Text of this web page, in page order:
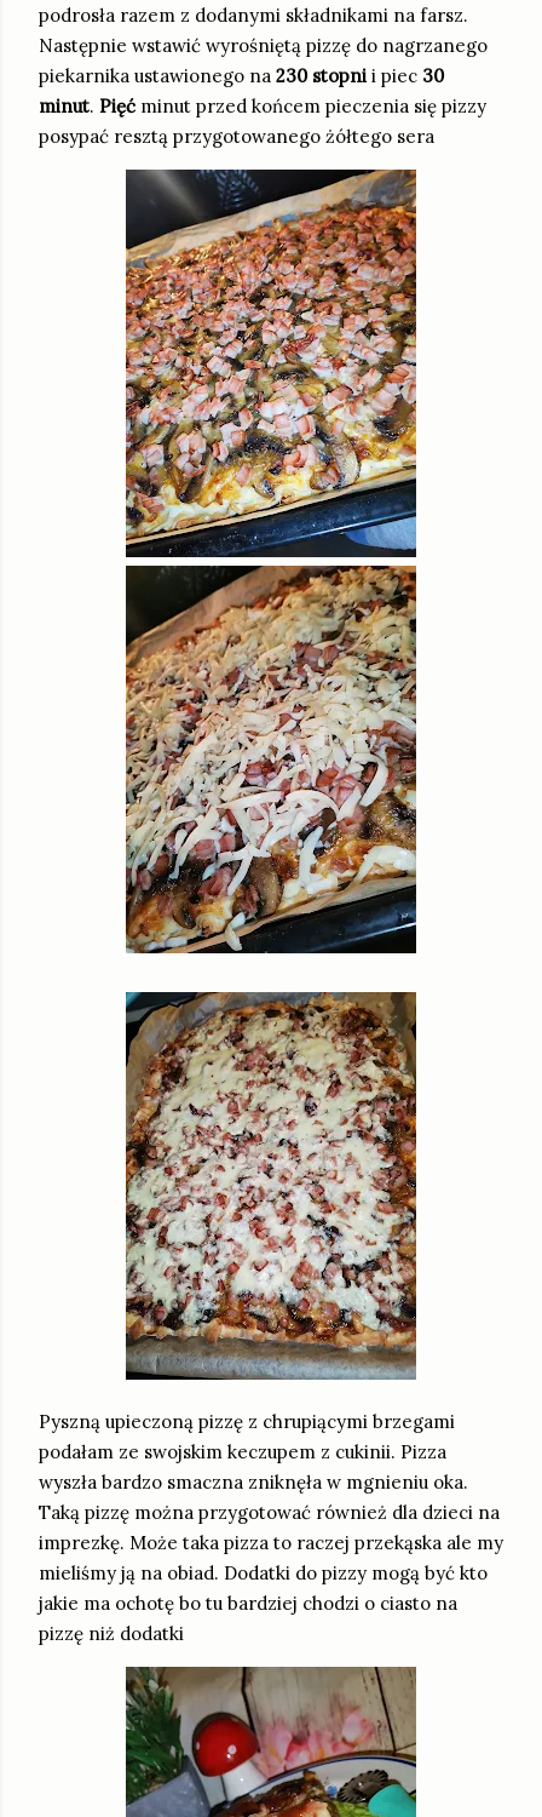
podrosła razem z dodanymi składnikami na farsz.
Następnie wstawić wyrośniętą pizzę do nagrzanego
piekarnika ustawionego na 230 stopni i piec 30
minut. Pięć minut przed końcem pieczenia się pizzy
posypać resztą przygotowanego żółtego sera
Pyszną upieczoną pizzę z chrupiącymi brzegami
podałam ze swojskim keczupem z cukinii. Pizza
wyszła bardzo smaczna zniknęła w mgnieniu oka.
Taką pizzę można przygotować również dla dzieci na
imprezkę. Może taka pizza to raczej przekąska ale my
mieliśmy ją na obiad. Dodatki do pizzy mogą być kto
jakie ma ochotę bo tu bardziej chodzi o ciasto na
pizzę niż dodatki